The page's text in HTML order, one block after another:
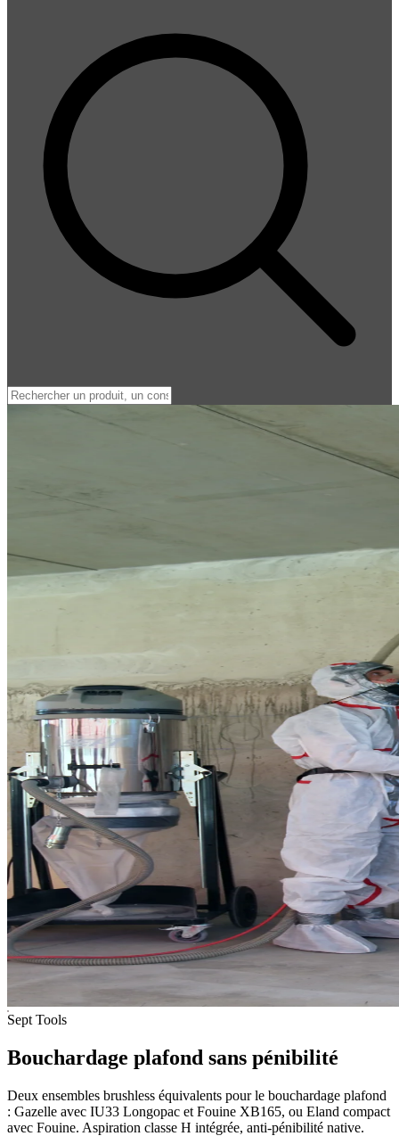
Sept Tools
Bouchardage plafond sans pénibilité
Deux ensembles brushless équivalents pour le bouchardage plafond
: Gazelle avec IU33 Longopac et Fouine XB165, ou Eland compact
avec Fouine. Aspiration classe H intégrée, anti-pénibilité native.